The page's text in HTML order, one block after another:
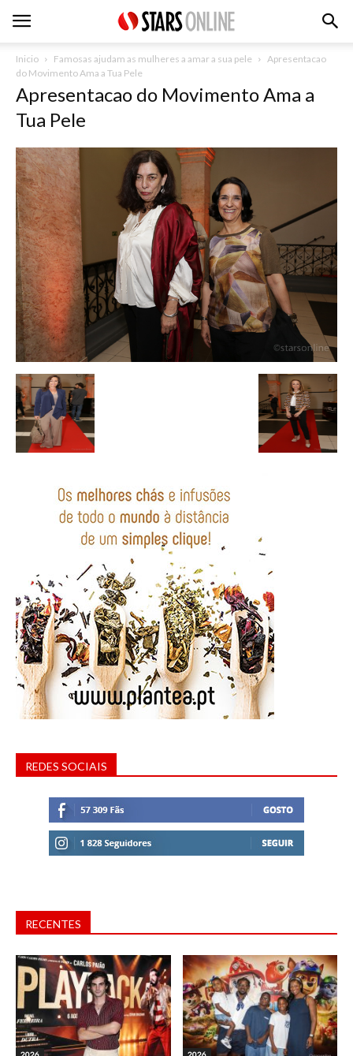
Inicio Famosas ajudam as mulheres a amar a sua pele
Apresentacao
do Movimento Ama a Tua Pele
Apresentacao do Movimento Ama a
Tua Pele
REDES SOCIAIS
RECENTES